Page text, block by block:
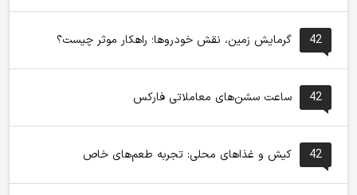
42 گرمایش زمین، نقش خودروها؛ راهکار موثر چیست؟
42 ساعت سشن‌های معاملاتی فارکس
42 کیش و غذاهای محلی: تجربه طعم‌های خاص